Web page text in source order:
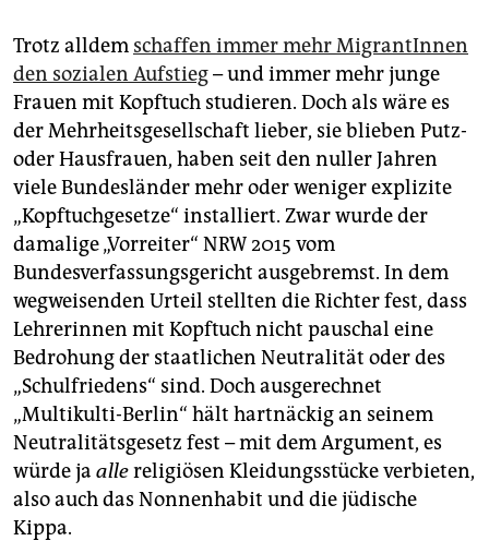
Trotz alldem schaffen immer mehr MigrantInnen
den sozialen Aufstieg– und immer mehr junge
Frauen mit Kopftuch studieren. Doch als wäre es
der Mehrheitsgesellschaft lieber, sie blieben Putz-
oder Hausfrauen, haben seit den nuller Jahren
viele Bundesländer mehr oder weniger explizite
„Kopftuchgesetze“ installiert. Zwar wurde der
damalige „Vorreiter“ NRW 2015 vom
Bundesverfassungsgericht ausgebremst. In dem
wegweisenden Urteil stellten die Richter fest, dass
Lehrerinnen mit Kopftuch nicht pauschal eine
Bedrohung der staatlichen Neutralität oder des
„Schulfriedens“ sind. Doch ausgerechnet
„Multikulti-Berlin“ hält hartnäckig an seinem
Neutralitätsgesetz fest – mit dem Argument, es
würde ja allereligiösen Kleidungsstücke verbieten,
also auch das Nonnenhabit und die jüdische
Kippa.